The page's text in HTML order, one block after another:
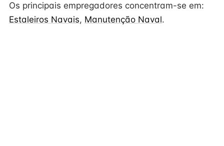
Os principais empregadores concentram-se em:
Estaleiros Navais, Manutenção Naval.